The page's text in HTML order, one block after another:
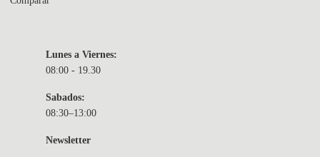
Lunes a Viernes:
08:00 - 19.30
Sabados:
08:30–13:00
Newsletter